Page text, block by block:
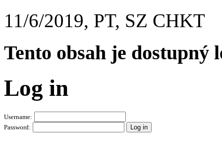
11/6/2019, PT, SZ CHKT
Tento obsah je dostupný
Log in
Username:
Password: